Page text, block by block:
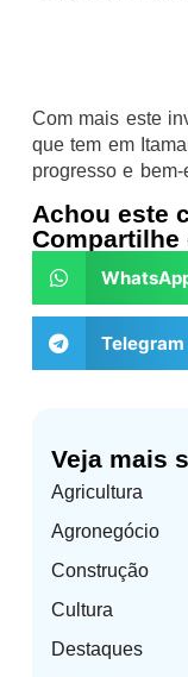
Veja mais
Agricultura
Agronegócio
Construção
Cultura
Destaques
Com mais este
que tem em
progresso e
Achou este
Compartilhe
Telegram